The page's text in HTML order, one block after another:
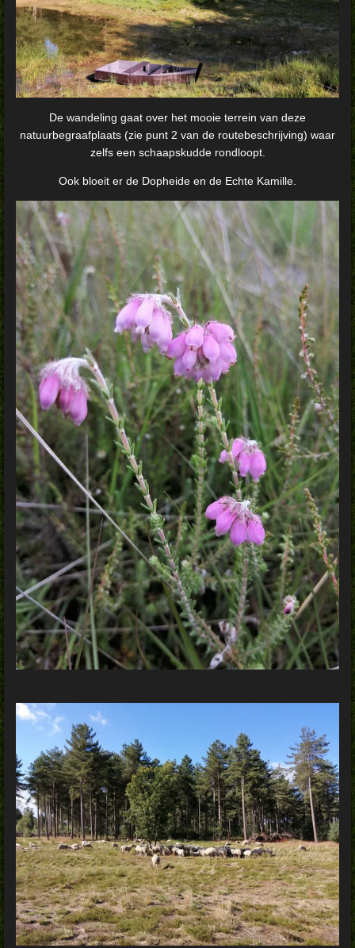
De wandeling gaat over het mooie terrein van deze
natuurbegraafplaats (zie punt 2 van de routebeschrijving) waar
zelfs een schaapskudde rondloopt.
Ook bloeit er de Dopheide en de Echte Kamille.